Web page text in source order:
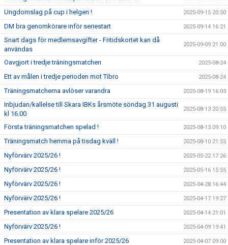
Ungdomslag på cup i helgen ! 2025-09-15 20:50
DM bra genomkörare inför seriestart 2025-09-14 16:21
Snart dags för medlemsavgifter - Fritidskortet kan då
användas
2025-09-09 21:00
Oavgjort i tredje träningsmatchen 2025-08-24
Ett av målen i tredje perioden mot Tibro 2025-08-24
Träningsmatcherna avlöser varandra 2025-08-19 16:03
Inbjudan/kallelse till Skara IBKs årsmöte söndag 31 augusti
kl 16.00
2025-08-13 20:55
Första träningsmatchen spelad ! 2025-08-13 09:10
Träningsmatch hemma på tisdag kväll ! 2025-08-10 21:55
Nyförvärv 2025/26 ! 2025-05-22 17:26
Nyförvärv 2025/26 ! 2025-05-16 15:55
Nyförvärv 2025/26 ! 2025-04-28 16:44
Nyförvärv 2025/26 ! 2025-04-17 19:27
Presentation av klara spelare 2025/26 2025-04-14 21:01
Nyförvärv 2025/26 ! 2025-04-09 19:41
Presentation av klara spelare inför 2025/26 2025-04-07 09:00